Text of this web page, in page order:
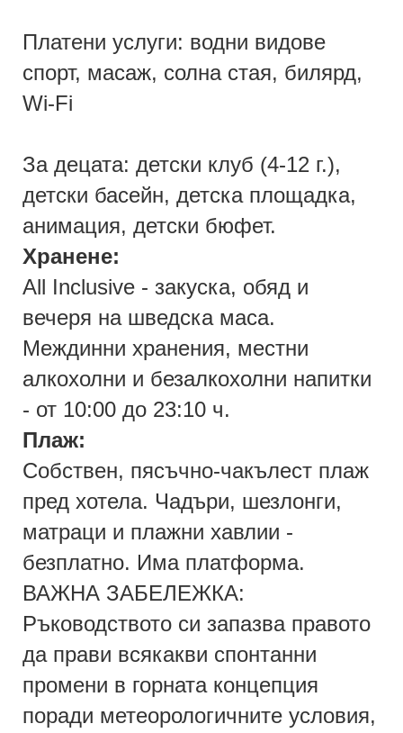
Платени услуги: водни видове
спорт, масаж, солна стая, билярд,
Wi-Fi
За децата: детски клуб (4-12 г.),
детски басейн, детска площадка,
анимация, детски бюфет.
Хранене:
All Inclusive - закуска, обяд и
вечеря на шведска маса.
Междинни хранения, местни
алкохолни и безалкохолни напитки
- от 10:00 до 23:10 ч.
Плаж:
Собствен, пясъчно-чакълест плаж
пред хотела. Чадъри, шезлонги,
матраци и плажни хавлии -
безплатно. Има платформа.
ВАЖНА ЗАБЕЛЕЖКА:
Ръководството си запазва правото
да прави всякакви спонтанни
промени в горната концепция
поради метеорологичните условия,